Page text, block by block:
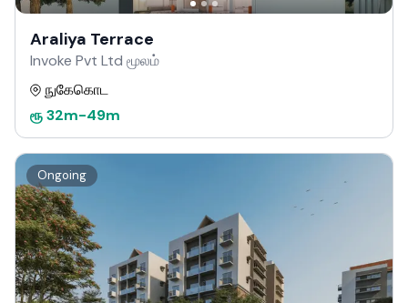
Araliya Terrace
Invoke Pvt Ltd மூலம்
நுகேகொட
ரூ32m-49m
Ongoing